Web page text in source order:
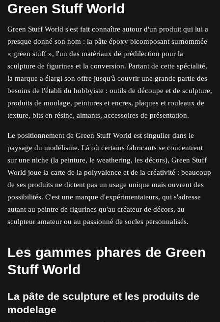
Green Stuff World
Green Stuff World s'est fait connaître autour d'un produit qui lui a
presque donné son nom : la pâte époxy bicomposant surnommée
« green stuff », l'un des matériaux de prédilection pour la
sculpture de figurines et la conversion. Partant de cette spécialité,
la marque a élargi son offre jusqu'à couvrir une grande partie des
besoins de l'établi du hobbyiste : outils de découpe et de sculpture,
produits de moulage, peintures et encres, plaques et rouleaux de
texture, bits en résine, aimants, accessoires de présentation.
Le positionnement de Green Stuff World est singulier dans le
paysage du modélisme. Là où certains fabricants se concentrent
sur une niche (la peinture, le weathering, les décors), Green Stuff
World joue la carte de la polyvalence et de la créativité : beaucoup
de ses produits ne dictent pas un usage unique mais ouvrent des
possibilités. C'est une marque d'expérimentateurs, qui s'adresse
autant au peintre de figurines qu'au créateur de décors, au
sculpteur amateur ou au passionné de socles personnalisés.
Les gammes phares de Green
Stuff World
La pâte de sculpture et les produits de
modelage